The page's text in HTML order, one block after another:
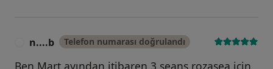
n....b Telefon numarası doğrulandı
Ben Mart ayından itibaren 3 seans rozasea için